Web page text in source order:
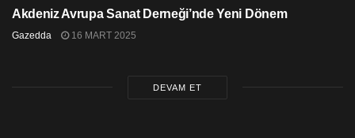
Akdeniz Avrupa Sanat Derneği’nde Yeni Dönem
Gazedda 16 MART 2025
DEVAM ET